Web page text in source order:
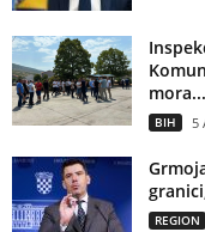
mora...
BIH 5
REGION